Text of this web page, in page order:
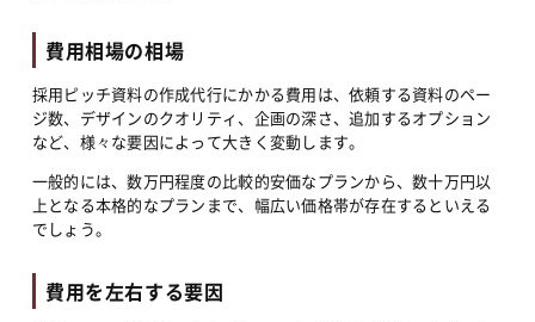
費用相場の相場
採用ピッチ資料の作成代行にかかる費用は、依頼する資料のペー
ジ数、デザインのクオリティ、企画の深さ、追加するオプション
など、様々な要因によって大きく変動します。
一般的には、数万円程度の比較的安価なプランから、数十万円以
上となる本格的なプランまで、幅広い価格帯が存在するといえる
でしょう。
費用を左右する要因